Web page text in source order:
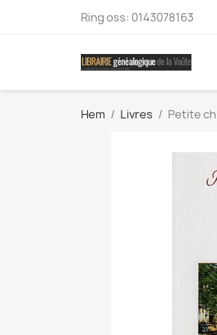
Ring oss: 0143078163
Hem Livres Petite